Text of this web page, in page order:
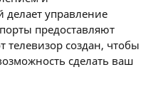
управление
предоставляют
телевизор создан, чтобы
сделать ваш